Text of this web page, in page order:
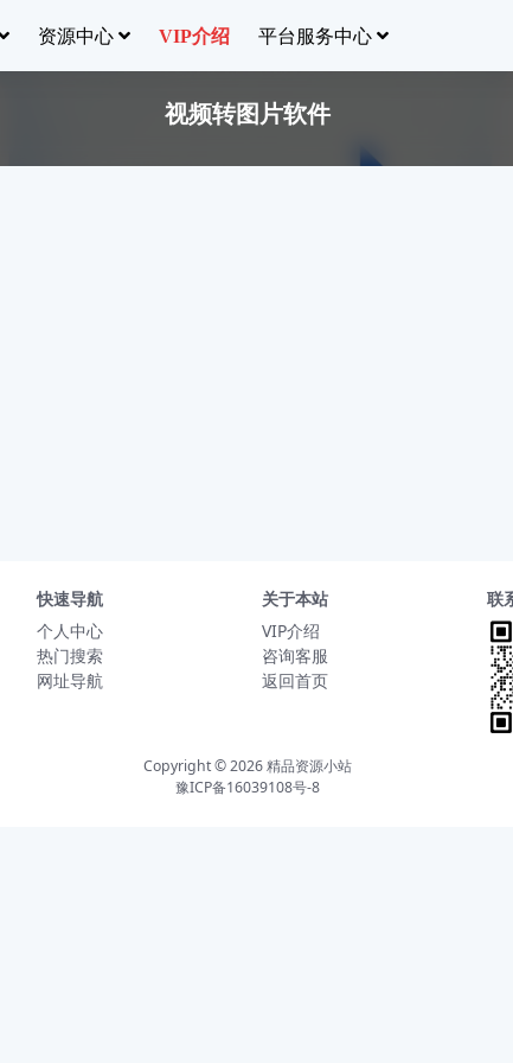
资源中心 VIP介绍 平台服务中心
视频转图片软件
快速导航
个人中心
热门搜索
网址导航
关于本站
VIP介绍
咨询客服
返回首页
联
Copyright © 2026精品资源小站
豫ICP备16039108号-8